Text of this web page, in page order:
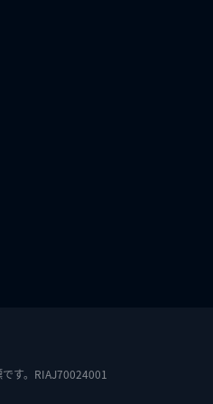
す。RIAJ70024001